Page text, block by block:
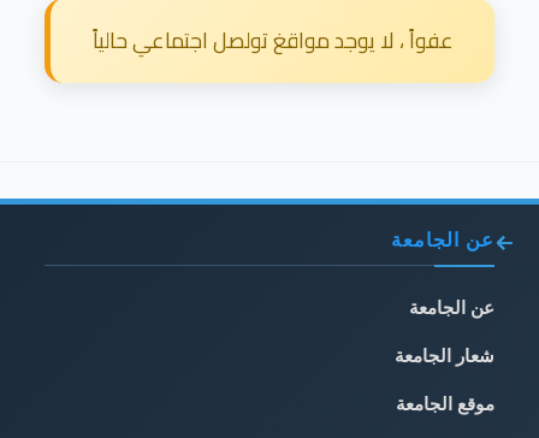
عفواً ، لا يوجد مواقغ تولصل اجتماعي حالياً
عن الجامعة
عن الجامعة
شعار الجامعة
موقع الجامعة